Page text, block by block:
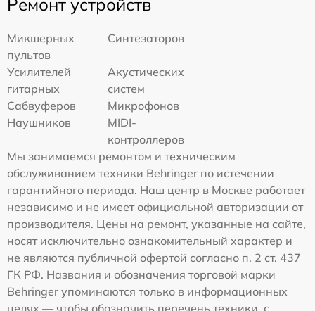
Микшерных
пультов
Синтезаторов
Усилителей
гитарных
Акустических
систем
Сабвуферов
Микрофонов
Наушников
MIDI-
контроллеров
Мы занимаемся ремонтом и техническим
обслуживанием техники Behringer по истечении
гарантийного периода. Наш центр в Москве работает
независимо и не имеет официальной авторизации от
производителя. Цены на ремонт, указанные на сайте,
носят исключительно ознакомительный характер и
не являются публичной офертой согласно п. 2 ст. 437
ГК РФ. Названия и обозначения торговой марки
Behringer упоминаются только в информационных
целях — чтобы обозначить перечень техники, с